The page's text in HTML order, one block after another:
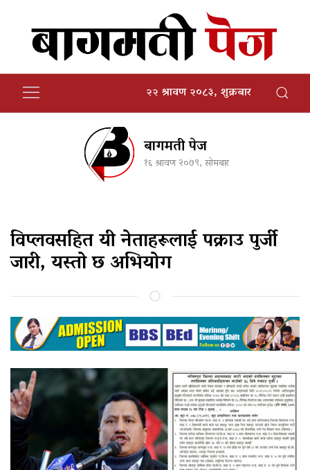
२२ श्रावण २०८३, शुक्रबार
बागमती पेज
१६ श्रावण २०७९, सोमबार
विप्लवसहित यी नेताहरूलाई पक्राउ पुर्जी
जारी, यस्तो छ अभियोग